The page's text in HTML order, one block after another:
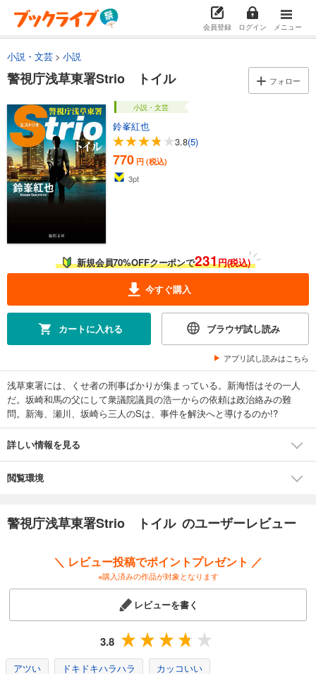
会員登録 ログイン メニュー
小説・文芸 小説
警視庁浅草東署Strio トイル フォロー
小説・文芸
鈴峯紅也
3.8(5)
770 円 (税込)
3pt
新規会員70%OFFクーポンで231円(税込)
今すぐ購入
カートに入れる ブラウザ試し読み
アプリ試し読みはこちら
浅草東署には、くせ者の刑事ばかりが集まっている。新海悟はその一人
だ。坂崎和馬の父にして衆議院議員の浩一からの依頼は政治絡みの難
問。新海、瀬川、坂崎ら三人のSは、事件を解決へと導けるのか!?
詳しい情報を見る
閲覧環境
警視庁浅草東署Strio トイル のユーザーレビュー
＼ レビュー投稿でポイントプレゼント ／
※購入済みの作品が対象となります
レビューを書く
3.8
アツい ドキドキハラハラ カッコいい